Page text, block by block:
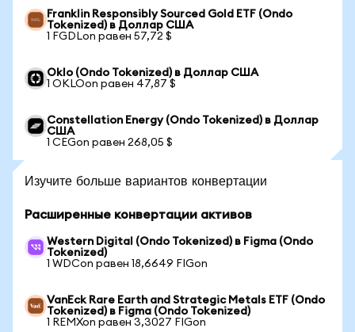
Franklin Responsibly Sourced Gold ETF (Ondo
Tokenized) в Доллар США
1 FGDLon равен 57,72 $
Oklo (Ondo Tokenized) в Доллар США
1 OKLOon равен 47,87 $
Constellation Energy (Ondo Tokenized) в Доллар
США
1 CEGon равен 268,05 $
Изучите больше вариантов конвертации
Расширенные конвертации активов
Western Digital (Ondo Tokenized) в Figma (Ondo
Tokenized)
1 WDCon равен 18,6649 FIGon
VanEck Rare Earth and Strategic Metals ETF (Ondo
Tokenized) в Figma (Ondo Tokenized)
1 REMXon равен 3,3027 FIGon